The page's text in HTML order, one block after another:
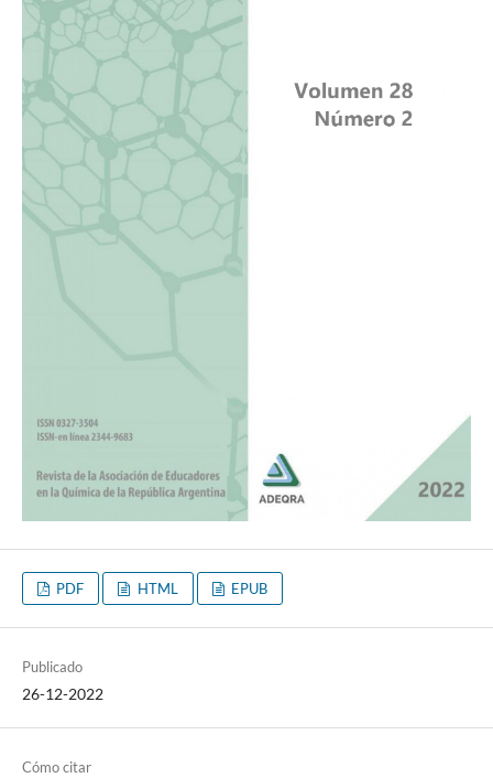
PDF HTML EPUB
Publicado
26-12-2022
Cómo citar